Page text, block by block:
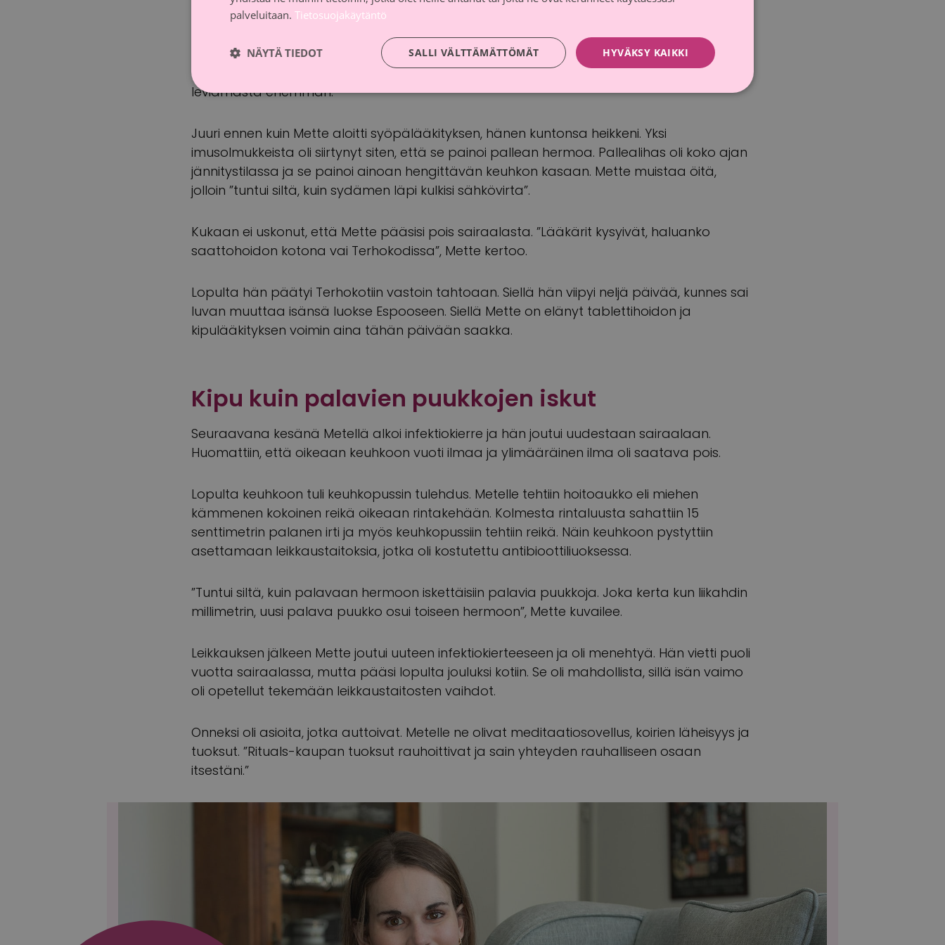
Meten syöpä ei ollut millään tavalla tyypillinen. Hänen sairautensa osoittautui erittäin
harvinaiseksi ALK-positiiviseksi keuhkosyöväksi. Onneksi tälle harvinaiselle syövälle oli
löytynyt tutkimuksen kautta tablettimuotoinen täsmälääke, joka voisi estää syöpää
leviämästä enemmän.
Juuri ennen kuin Mette aloitti syöpälääkityksen, hänen kuntonsa heikkeni. Yksi
imusolmukkeista oli siirtynyt siten, että se painoi pallean hermoa. Pallealihas oli koko ajan
jännitystilassa ja se painoi ainoan hengittävän keuhkon kasaan. Mette muistaa öitä,
jolloin ”tuntui siltä, kuin sydämen läpi kulkisi sähkövirta”.
Kukaan ei uskonut, että Mette pääsisi pois sairaalasta. ”Lääkärit kysyivät, haluanko
saattohoidon kotona vai Terhokodissa”, Mette kertoo.
Lopulta hän päätyi Terhokotiin vastoin tahtoaan. Siellä hän viipyi neljä päivää, kunnes sai
luvan muuttaa isänsä luokse Espooseen. Siellä Mette on elänyt tablettihoidon ja
kipulääkityksen voimin aina tähän päivään saakka.
Kipu kuin palavien puukkojen iskut
Seuraavana kesänä Metellä alkoi infektiokierre ja hän joutui uudestaan sairaalaan.
Huomattiin, että oikeaan keuhkoon vuoti ilmaa ja ylimääräinen ilma oli saatava pois.
Lopulta keuhkoon tuli keuhkopussin tulehdus. Metelle tehtiin hoitoaukko eli miehen
kämmenen kokoinen reikä oikeaan rintakehään. Kolmesta rintaluusta sahattiin 15
senttimetrin palanen irti ja myös keuhkopussiin tehtiin reikä. Näin keuhkoon pystyttiin
asettamaan leikkaustaitoksia, jotka oli kostutettu antibioottiliuoksessa.
”Tuntui siltä, kuin palavaan hermoon iskettäisiin palavia puukkoja. Joka kerta kun liikahdin
millimetrin, uusi palava puukko osui toiseen hermoon”, Mette kuvailee.
Leikkauksen jälkeen Mette joutui uuteen infektiokierteeseen ja oli menehtyä. Hän vietti puoli
vuotta sairaalassa, mutta pääsi lopulta jouluksi kotiin. Se oli mahdollista, sillä isän vaimo
oli opetellut tekemään leikkaustaitosten vaihdot.
Onneksi oli asioita, jotka auttoivat. Metelle ne olivat meditaatiosovellus, koirien läheisyys ja
tuoksut. ”Rituals-kaupan tuoksut rauhoittivat ja sain yhteyden rauhalliseen osaan
itsestäni.”
palveluitaan. Tietosuojakäytäntö
HYVÄKSY KAIKKI
SALLI VÄLTTÄMÄTTÖMÄT
NÄYTÄ TIEDOT